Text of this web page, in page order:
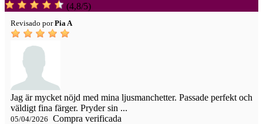
(4,8/5)
Revisado porPia A
Jag är mycket nöjd med mina ljusmanchetter. Passade perfekt och
väldigt fina färger. Pryder sin ...
05/04/2026 Compra verificada